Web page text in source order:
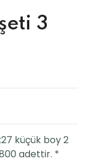
3
küçük boy 2
adettir. *